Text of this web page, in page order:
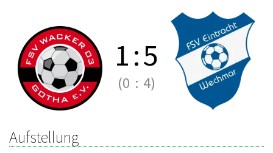
1:5
(0 : 4)
Aufstellung